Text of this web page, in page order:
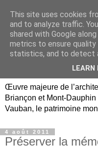
Briançon,
Vauban
Œuvre majeure de
Briançon et Mont-
Vauban, le patrimoine
4 août 2011
Préserver la
This site uses cookies
and to analyze traffic.
shared with Google
metrics to ensure
statistics, and to detect
LEARN